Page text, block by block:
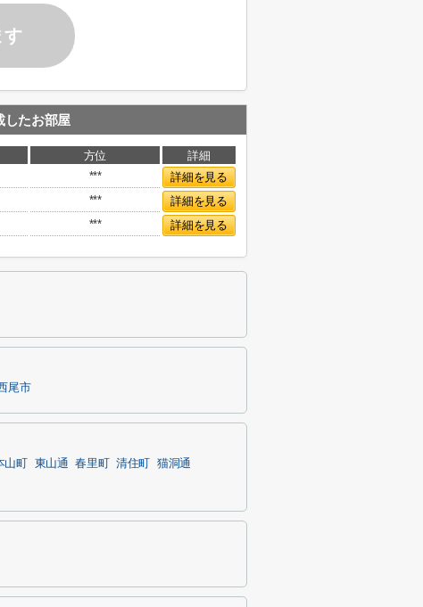
す
したお部屋
方位
詳細
***
詳細を見る
***
詳細を見る
*** 詳細を見る
尾市
山町 東山通 春里町 清住町
猫洞通